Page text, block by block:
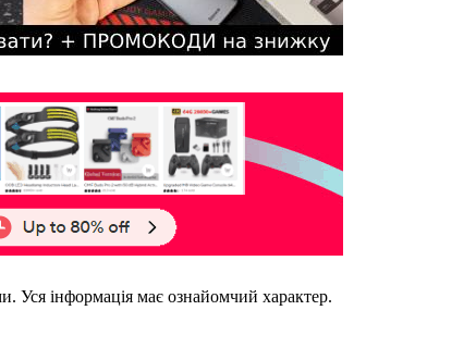
Уся інформація має ознайомчий характер.